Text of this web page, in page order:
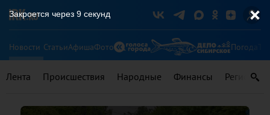
Новости СтатьиАфишаФото Погода
Лента Происшествия Народные Финансы Регионы
Закроется через 8 секунд